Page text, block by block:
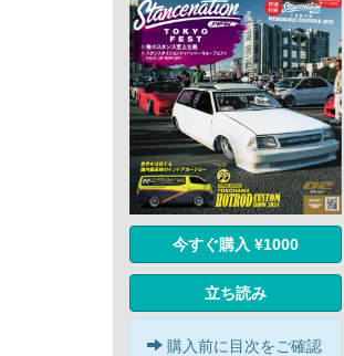
今すぐ購入 ¥1000
立ち読み
購入前に目次をご確認